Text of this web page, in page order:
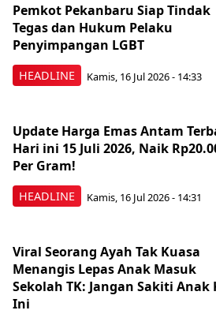
HEADLINE
Pemkot Pekanbaru Siap Tindak
Tegas dan Hukum Pelaku
Penyimpangan LGBT
Kamis, 16 Jul 2026 - 14:33
HEADLINE
Update Harga Emas Antam
Hari ini 15 Juli 2026, Naik
Per Gram!
Kamis, 16 Jul 2026 - 14:31
Viral Seorang Ayah Tak Kuasa
Menangis Lepas Anak Masuk
Sekolah TK: Jangan Sakiti Anak
Ini